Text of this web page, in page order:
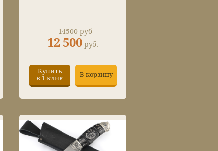
12 500 руб.
14500 руб.
Купить
в 1 клик
В корзину